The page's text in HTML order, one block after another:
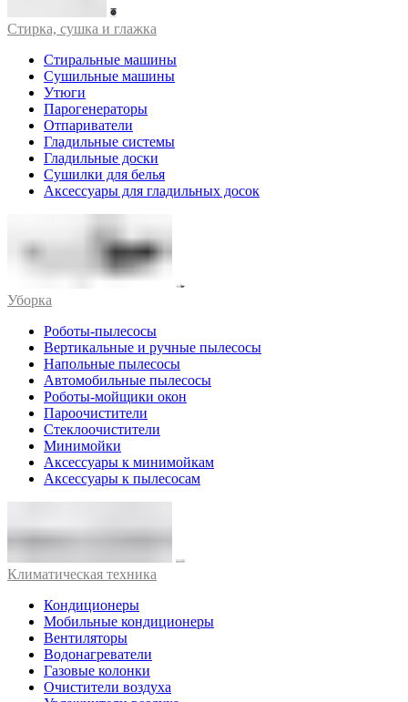
Стирка, сушка и глажка
Стиральные машины
Сушильные машины
Утюги
Парогенераторы
Отпариватели
Гладильные системы
Гладильные доски
Сушилки для белья
Аксессуары для гладильных досок
Уборка
Роботы-пылесосы
Вертикальные и ручные пылесосы
Напольные пылесосы
Автомобильные пылесосы
Роботы-мойщики окон
Пароочистители
Стеклоочистители
Минимойки
Аксессуары к минимойкам
Аксессуары к пылесосам
Климатическая техника
Кондиционеры
Мобильные кондиционеры
Вентиляторы
Водонагреватели
Газовые колонки
Очистители воздуха